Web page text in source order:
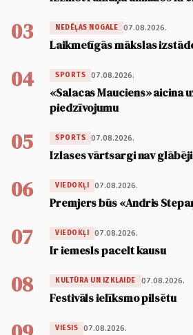
03 NEDĒĻAS NOGALE 07.08.2026.
Laikmetīgās mākslas
04 SPORTS 07.08.2026.
«Salacas Mauciens» aicina
piedzīvojumu
05 SPORTS 07.08.2026.
Izlases vārtsargi nav
06 VIEDOKĻI 07.08.2026.
Premjers būs «Andris
07 VIEDOKĻI 07.08.2026.
Ir iemesls pacelt kausu
08 KULTŪRA UN IZKLAIDE 07.08.2026.
Festivāls ielīksmo pilsētu
VIESIS 07.08.2026.